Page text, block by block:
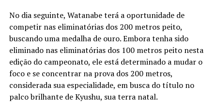
No dia seguinte, Watanabe terá a oportunidade de
competir nas eliminatórias dos 200 metros peito,
buscando uma medalha de ouro. Embora tenha sido
eliminado nas eliminatórias dos 100 metros peito nesta
edição do campeonato, ele está determinado a mudar o
foco e se concentrar na prova dos 200 metros,
considerada sua especialidade, em busca do título no
palco brilhante de Kyushu, sua terra natal.